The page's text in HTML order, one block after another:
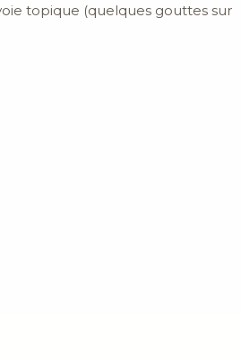
topique (quelques gouttes sur